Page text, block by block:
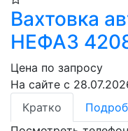
Вахтовка
НЕФАЗ
Цена по запросу
На сайте с
Кратко